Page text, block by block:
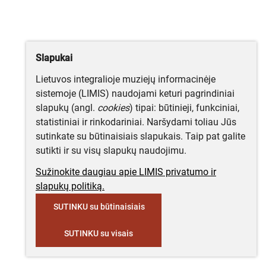
Slapukai
Lietuvos integralioje muziejų informacinėje
sistemoje (LIMIS) naudojami keturi pagrindiniai
slapukų (angl. cookies) tipai: būtinieji, funkciniai,
statistiniai ir rinkodariniai. Naršydami toliau Jūs
sutinkate su būtinaisiais slapukais. Taip pat galite
sutikti ir su visų slapukų naudojimu.
Sužinokite daugiau apie LIMIS privatumo ir
slapukų politiką.
SUTINKU su būtinaisiais
SUTINKU su visais